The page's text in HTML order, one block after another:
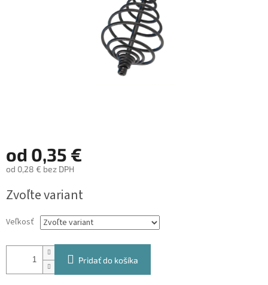
od 0,35 €
od 0,28 € bez DPH
cena:
Zvoľte variant
Veľkosť
Pridať do košíka